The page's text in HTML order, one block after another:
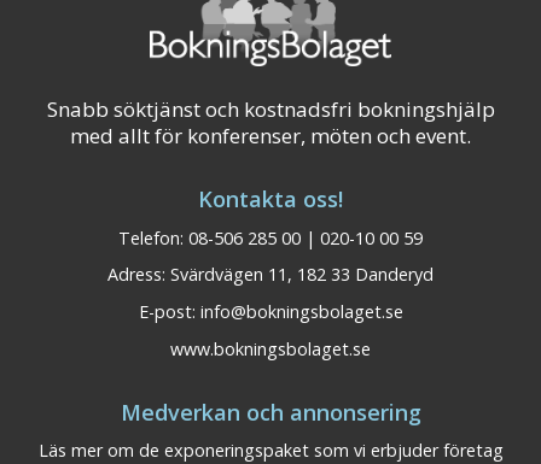
Visa på karta
Snabb söktjänst och kostnadsfri bokningshjälp
med allt för konferenser, möten och event.
Kontakta oss!
Telefon: 08-506 285 00 | 020-10 00 59
Adress: Svärdvägen 11, 182 33 Danderyd
E-post: info@bokningsbolaget.se
www.bokningsbolaget.se
Medverkan och annonsering
Läs mer om de exponeringspaket som vi erbjuder företag